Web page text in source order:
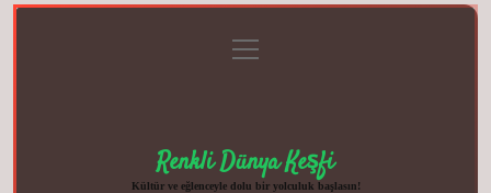
menüyü
aç
Renkli Dünya Keşfi
Kültür ve eğlenceyle dolu bir yolculuk başlasın!